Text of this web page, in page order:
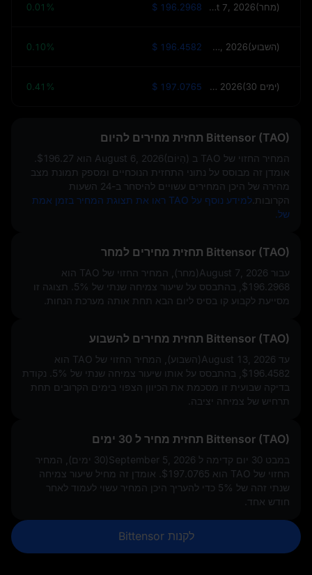
August 7, 2026(מחר) $ 196.2968
0.01%
August 13, 2026(השבוע) $ 196.4582
0.10%
September 5, 2026(30 ימים) $ 197.0765
0.41%
Bittensor (TAO) תחזית מחירים להיום
המחיר החזוי של TAO ב August 6, 2026(הַיוֹם) הוא $196.27
אומדן זה מבוסס על נתוני התחזית הנוכחיים ומספק תמונת מצב
מהירה של היכן המחירים עשויים להיסחר ב-24 השעות
הקרובות.
למידע נוסף על TAO ראו את תצוגת המחיר בזמן אמת
של.
Bittensor (TAO) תחזית מחירים למחר
עבור August 7, 2026(מחר), המחיר החזוי של TAO הוא
$196.2968 , בהתבסס על שיעור צמיחה שנתי של 5% . תצוגה זו
מסייעת לקבוע קו בסיס ליום הבא תחת אותה מערכת הנחות.
Bittensor (TAO) תחזית מחירים להשבוע
עד August 13, 2026(השבוע), המחיר החזוי של TAO הוא
$196.4582 , בהתבסס על אותו שיעור צמיחה שנתי של 5% . נקודת
בדיקה שבועית זו מסכמת את הכיוון הצפוי בימים הקרובים תחת
תרחיש של צמיחה יציבה.
Bittensor (TAO) תחזית מחיר ל 30 ימים
במבט 30 יום קדימה ל September 5, 2026(30 ימים), המחיר
החזוי של TAO הוא
$197.0765 . אומדן זה מחיל שיעור צמיחה
שנתי זהה של 5% כדי להעריך היכן המחיר עשוי לעמוד לאחר
חודש אחד.
לקנות Bittensor